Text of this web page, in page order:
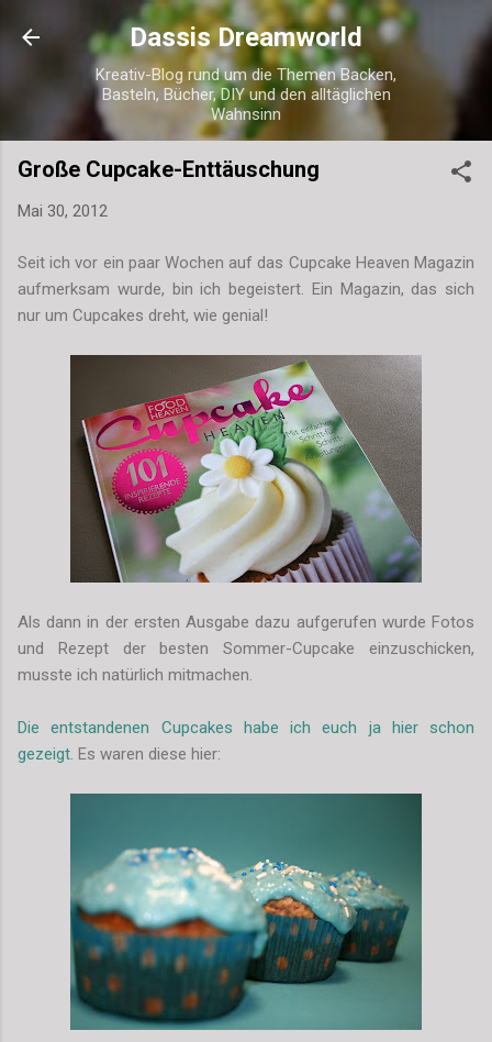
Direkt zum Hauptbereich
Dassis Dreamworld
Kreativ-Blog rund um die Themen Backen,
Basteln, Bücher, DIY und den alltäglichen
Wahnsinn
Große Cupcake-Enttäuschung
Mai 30, 2012
Seit ich vor ein paar Wochen auf das Cupcake Heaven Magazin
aufmerksam wurde, bin ich begeistert. Ein Magazin, das sich
nur um Cupcakes dreht, wie genial!
Als dann in der ersten Ausgabe dazu aufgerufen wurde Fotos
und Rezept der besten Sommer-Cupcake einzuschicken,
musste ich natürlich mitmachen.
Die entstandenen Cupcakes habe ich euch ja hier schon
gezeigt. Es waren diese hier: